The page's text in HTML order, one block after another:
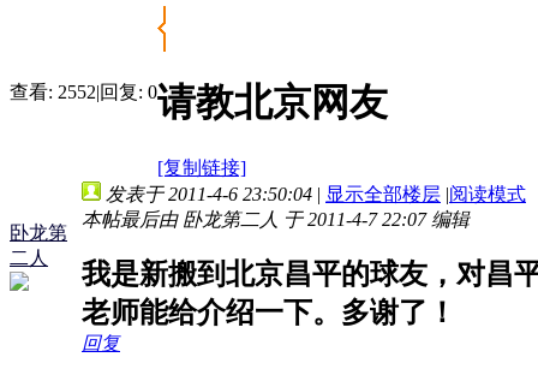
查看: 2552|回复: 0请教北京网友
[复制链接]
卧龙第
二人
发表于 2011-4-6 23:50:04 | 显示全部楼层 |阅读模式
本帖最后由 卧龙第二人 于 2011-4-7 22:07 编辑
我是新搬到北京昌平的球友，对昌
老师能给介绍一下。多谢了！
回复